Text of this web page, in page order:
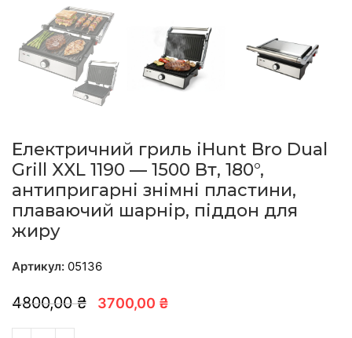
Електричний гриль iHunt Bro Dual
Grill XXL 1190 — 1500 Вт, 180°,
антипригарні знімні пластини,
плаваючий шарнір, піддон для
жиру
Артикул: 05136
4800,00 ₴ 3700,00 ₴